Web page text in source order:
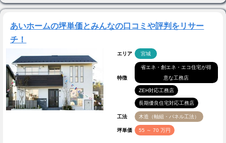
あいホームの坪単価とみんなの口コミや評判をリサー
チ！
エリア 宮城
特徴
省エネ・創エネ・エコ住宅が得
意な工務店
ZEH対応工務店
長期優良住宅対応工務店
工法 木造（軸組・パネル工法）
坪単価 55 ～ 70 万円